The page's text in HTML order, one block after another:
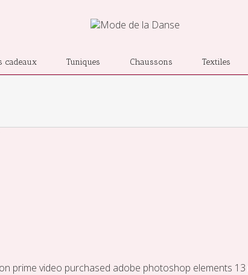
cadeaux Tuniques Chaussons Textiles
prime video purchased adobe photoshop elements 13